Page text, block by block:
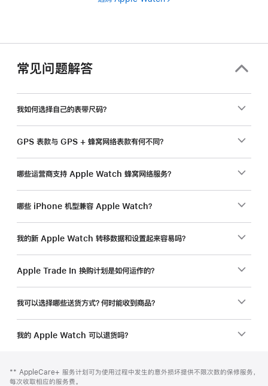
常见问题解答
我如何选择自己的表带尺码？
GPS 表款与 GPS + 蜂窝网络表款有何不同？
哪些运营商支持 Apple Watch 蜂窝网络服务？
哪些 iPhone 机型兼容 Apple Watch？
我的新 Apple Watch 转移数据和设置起来容易吗？
Apple Trade In 换购计划是如何运作的？
我可以选择哪些送货方式？何时能收到商品？
我的 Apple Watch 可以退货吗？
页
脚
注
** AppleCare+ 服务计划可为使用过程中发生的意外损坏提供不限次数的保修服务，
每次收取相应的服务费。